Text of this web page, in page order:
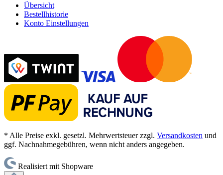
Übersicht
Bestellhistorie
Konto Einstellungen
* Alle Preise exkl. gesetzl. Mehrwertsteuer zzgl. Versandkosten und
ggf. Nachnahmegebühren, wenn nicht anders angegeben.
Realisiert mit Shopware